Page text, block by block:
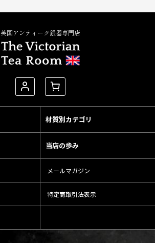
英国アンティーク銀器専門店
材質別カテゴリ
当店の歩み
メールマガジン
特定商取引法表示